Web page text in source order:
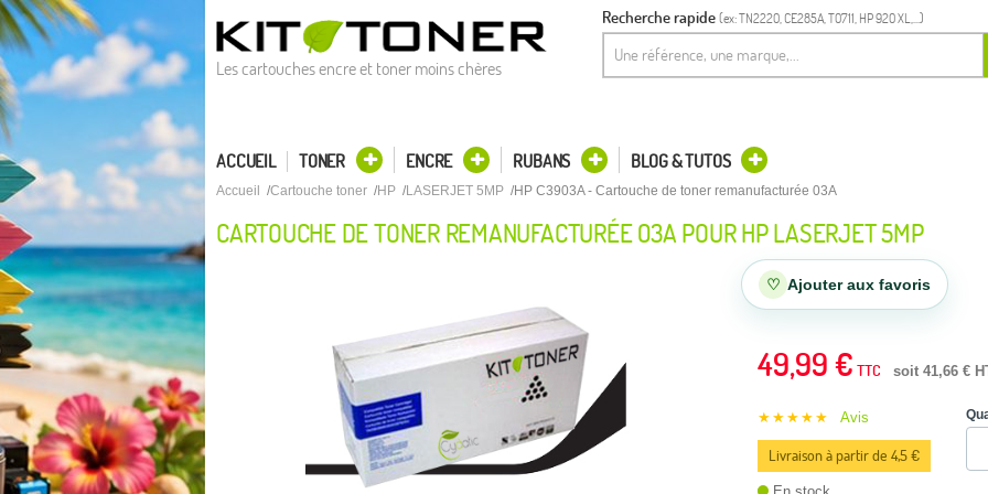
Les cartouches encre et toner moins chères
Recherche rapide (ex: TN2220, CE285A, T0711, HP 920 XL,...)
ACCUEIL TONER ENCRE RUBANS BLOG & TUTOS
Accueil Cartouche toner HP LASERJET 5MP HP C3903A - Cartouche de toner remanufacturée 03A
CARTOUCHE DE TONER REMANUFACTURÉE 03A POUR HP LASERJET 5MP
♡ Ajouter aux favoris
49,99 € TTC soit 41,66 €
★★★★★ Avis
Livraison à partir de 4,5 €